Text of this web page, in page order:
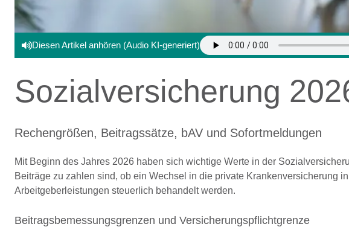
Diesen Artikel anhören (Audio KI-generiert)
Sozialversicherung
Rechengrößen, Beitragssätze, bAV und Sofortmeldungen
Mit Beginn des Jahres 2026 haben sich wichtige Werte in der
Beiträge zu zahlen sind, ob ein Wechsel in die private Krankenversicherung
Arbeitgeberleistungen steuerlich behandelt werden.
Beitragsbemessungsgrenzen und Versicherungspflichtgrenze